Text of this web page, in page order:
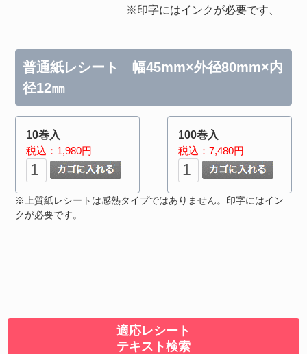
※印字にはインクが必要です、
普通紙レシート 幅45mm×外径80mm×内
径12㎜
10巻入
税込：1,980円
100巻入
税込：7,480円
※上質紙レシートは感熱タイプではありません。印字にはイン
クが必要です。
適応レシート
テキスト検索